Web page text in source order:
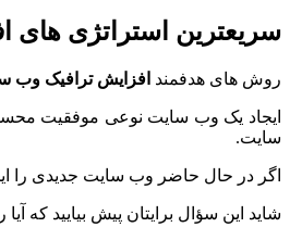
سریعترین استراتژی
روش های هدفمند افزایش ترافیک وب
ایجاد یک وب سایت نوعی موفقیت
سایت.
اگر در حال حاضر وب سایت جدیدی را
شاید این سؤال برایتان پیش بیایید که